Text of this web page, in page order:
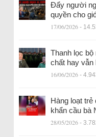
Đẩy người
quyền cho
17/06/2026 -
Thanh lọc bộ
chất hay vẫn
16/06/2026 -
Hàng loạt
khẩn cầu bà
28/05/2026 -